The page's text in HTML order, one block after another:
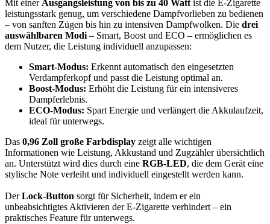
Mit einer Ausgangsleistung von bis zu 40 Watt ist die E-Zigarette
leistungsstark genug, um verschiedene Dampfvorlieben zu bedienen
– von sanften Zügen bis hin zu intensiven Dampfwolken. Die drei
auswählbaren Modi – Smart, Boost und ECO – ermöglichen es
dem Nutzer, die Leistung individuell anzupassen:
Smart-Modus: Erkennt automatisch den eingesetzten
Verdampferkopf und passt die Leistung optimal an.
Boost-Modus: Erhöht die Leistung für ein intensiveres
Dampferlebnis.
ECO-Modus: Spart Energie und verlängert die Akkulaufzeit,
ideal für unterwegs.
Das 0,96 Zoll große Farbdisplay zeigt alle wichtigen
Informationen wie Leistung, Akkustand und Zugzähler übersichtlich
an. Unterstützt wird dies durch eine RGB-LED, die dem Gerät eine
stylische Note verleiht und individuell eingestellt werden kann.
DerLock-Button sorgt für Sicherheit, indem er ein
unbeabsichtigtes Aktivieren der E-Zigarette verhindert – ein
praktisches Feature für unterwegs.